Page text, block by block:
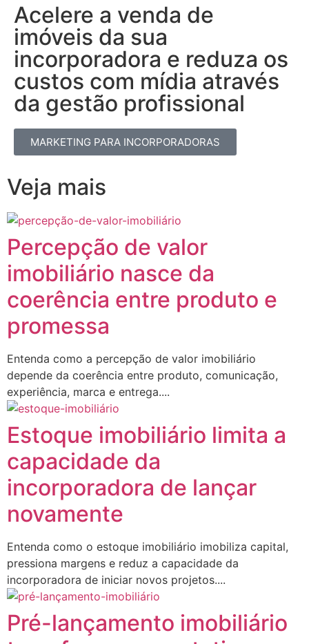
Acelere a venda de
imóveis da sua
incorporadora e reduza os
custos com mídia através
da gestão profissional​
MARKETING PARA INCORPORADORAS
Veja mais
Percepção de valor
imobiliário nasce da
coerência entre produto e
promessa
Entenda como a percepção de valor imobiliário
depende da coerência entre produto, comunicação,
experiência, marca e entrega....
Estoque imobiliário limita a
capacidade da
incorporadora de lançar
novamente
Entenda como o estoque imobiliário imobiliza capital,
pressiona margens e reduz a capacidade da
incorporadora de iniciar novos projetos....
Pré-lançamento imobiliário